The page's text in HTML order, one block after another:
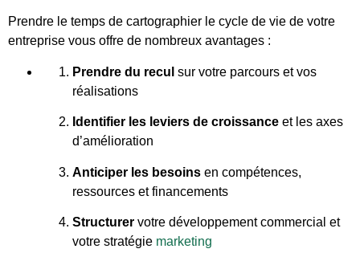
Prendre le temps de cartographier le cycle de vie de votre
entreprise vous offre de nombreux avantages :
Prendre du recul sur votre parcours et vos
réalisations
Identifier les leviers de croissance et les axes
d’amélioration
Anticiper les besoins en compétences,
ressources et financements
Structurer votre développement commercial et
votre stratégie marketing